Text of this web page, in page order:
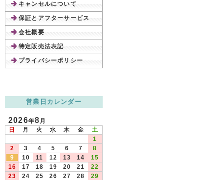
キャンセルについて
保証とアフターサービス
会社概要
特定販売法表記
プライバシーポリシー
営業日カレンダー
2026年8月
日
月 火 水 木 金
土
1
2
3 4 5 6 7
8
9
10 11 12 13 14
15
16
17 18 19 20 21
22
23
24 25 26 27 28
29